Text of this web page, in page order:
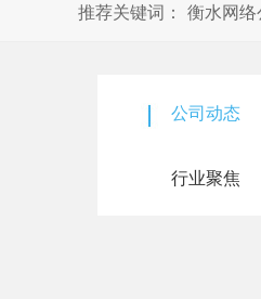
推荐关键词： 衡水网
公司动态
行业聚焦